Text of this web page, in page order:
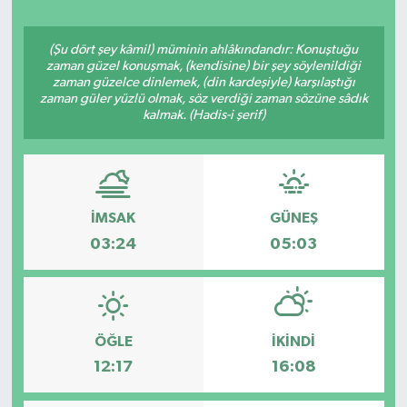
(Şu dört şey kâmil) müminin ahlâkındandır: Konuştuğu
zaman güzel konuşmak, (kendisine) bir şey söylenildiği
zaman güzelce dinlemek, (din kardeşiyle) karşılaştığı
zaman güler yüzlü olmak, söz verdiği zaman sözüne sâdık
kalmak. (Hadis-i şerif)
İMSAK
03:24
GÜNEŞ
05:03
ÖĞLE
12:17
İKINDI
16:08
Eleman
Gündem
Gurme
İlçe Haberleri
Kültür & Sanat